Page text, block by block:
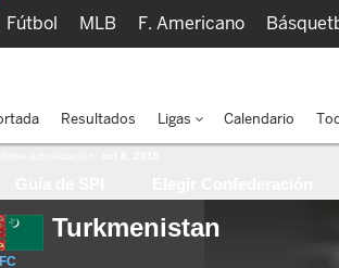
Turkmenistan
Fútbol MLB F. Americano
Resultados Ligas Calendario